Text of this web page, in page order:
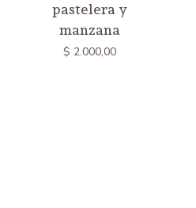
pastelera y
manzana
$ 2.000,00